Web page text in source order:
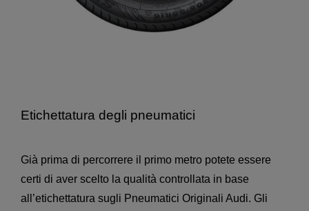
Etichettatura degli pneumatici
Già prima di percorrere il primo metro potete essere
certi di aver scelto la qualità controllata in base
all’etichettatura sugli Pneumatici Originali Audi. Gli